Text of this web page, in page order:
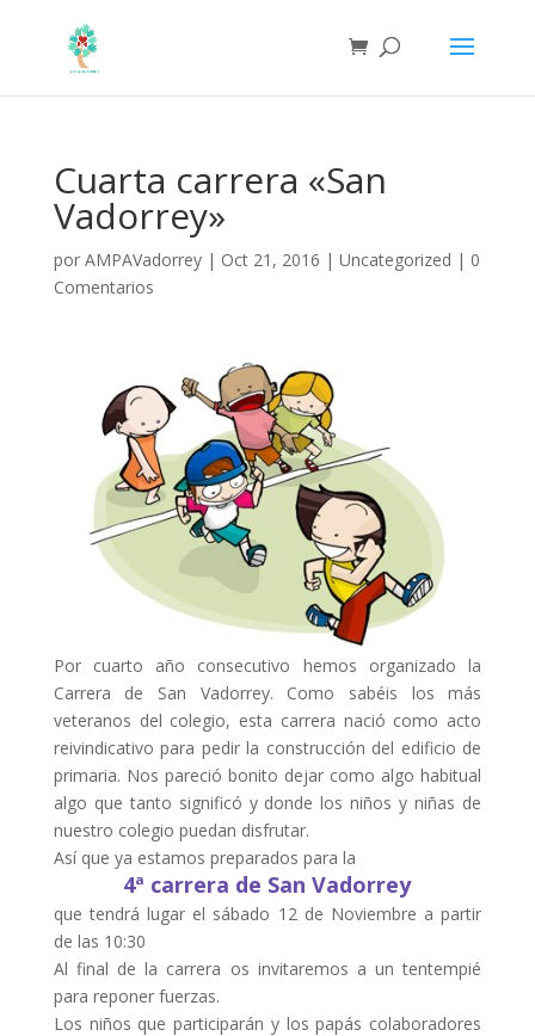
Cuarta carrera «San
Vadorrey»
por AMPAVadorrey| Oct 21, 2016 | Uncategorized | 0
Comentarios
Por cuarto año consecutivo hemos organizado la
Carrera de San Vadorrey. Como sabéis los más
veteranos del colegio, esta carrera nació como acto
reivindicativo para pedir la construcción del edificio de
primaria. Nos pareció bonito dejar como algo habitual
algo que tanto significó y donde los niños y niñas de
nuestro colegio puedan disfrutar.
Así que ya estamos preparados para la
4ª carrera de San Vadorrey
que tendrá lugar el sábado 12 de Noviembre a partir
de las 10:30
Al final de la carrera os invitaremos a un tentempié
para reponer fuerzas.
Los niños que participarán y los papás colaboradores